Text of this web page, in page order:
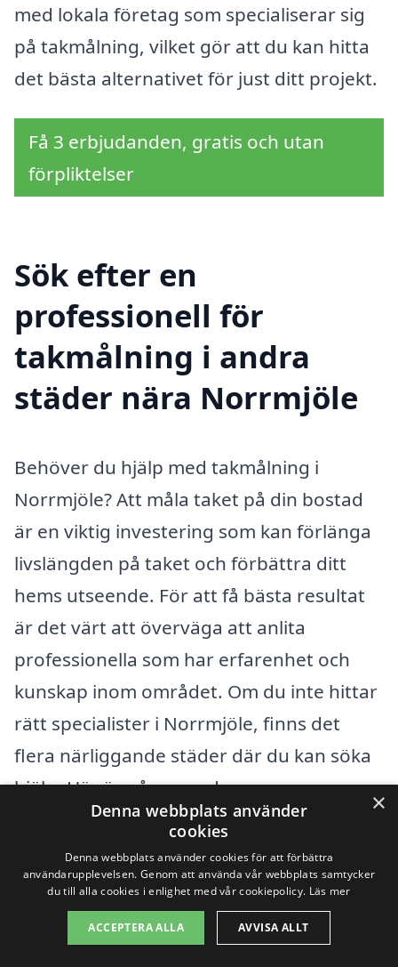
med lokala företag som specialiserar sig
på takmålning, vilket gör att du kan hitta
det bästa alternativet för just ditt projekt.
Få 3 erbjudanden, gratis och utan
förpliktelser
Sök efter en
professionell för
takmålning i andra
städer nära Norrmjöle
Behöver du hjälp med takmålning i
Norrmjöle? Att måla taket på din bostad
är en viktig investering som kan förlänga
livslängden på taket och förbättra ditt
hems utseende. För att få bästa resultat
är det värt att överväga att anlita
professionella som har erfarenhet och
kunskap inom området. Om du inte hittar
rätt specialister i Norrmjöle, finns det
flera närliggande städer där du kan söka
hjälp. Här är några av dem:
Bjurholm
Örnsköldsvik
×
Denna webbplats använder
cookies
Denna webbplats använder cookies för att förbättra
användarupplevelsen. Genom att använda vår webbplats samtycker
du till alla cookies i enlighet med vår cookiepolicy. Läs mer
ACCEPTERA ALLA AVVISA ALLT